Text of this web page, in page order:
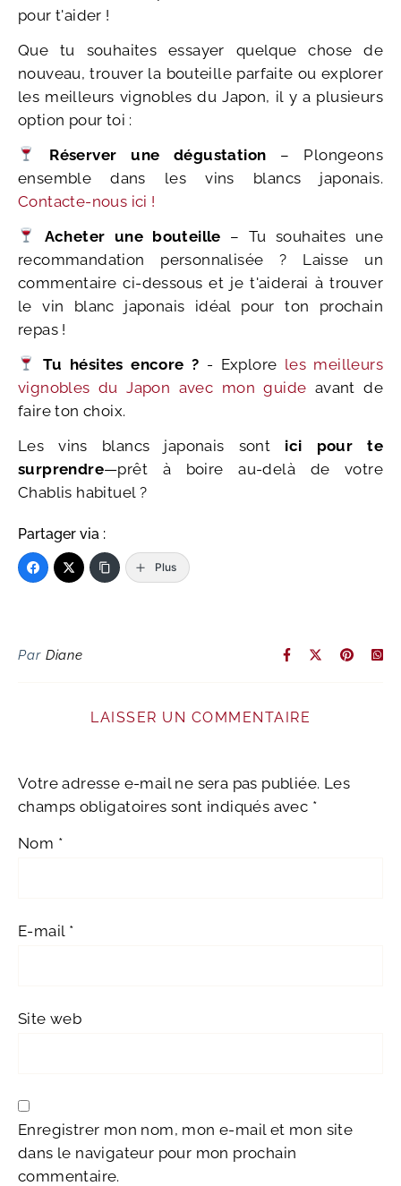
pour t'aider !
Que tu souhaites essayer quelque chose de
nouveau, trouver la bouteille parfaite ou explorer
les meilleurs vignobles du Japon, il y a plusieurs
option pour toi :
Réserver une dégustation – Plongeons
ensemble dans les vins blancs japonais.
Contacte-nous ici !
Acheter une bouteille – Tu souhaites une
recommandation personnalisée ? Laisse un
commentaire ci-dessous et je t'aiderai à trouver
le vin blanc japonais idéal pour ton prochain
repas !
Tu hésites encore ? - Explore les meilleurs
vignobles du Japon avec mon guide avant de
faire ton choix.
Les vins blancs japonais sont ici pour te
surprendre—prêt à boire au-delà de votre
Chablis habituel ?
Partager via :
Plus
Par Diane
LAISSER UN COMMENTAIRE
Votre adresse e-mail ne sera pas publiée. Les
champs obligatoires sont indiqués avec *
Nom *
E-mail *
Site web
Enregistrer mon nom, mon e-mail et mon site
dans le navigateur pour mon prochain
commentaire.